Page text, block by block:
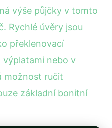
výše půjčky v tomto
Rychlé úvěry jsou
překlenovací
výplatami nebo v
možnost ručit
základní bonitní